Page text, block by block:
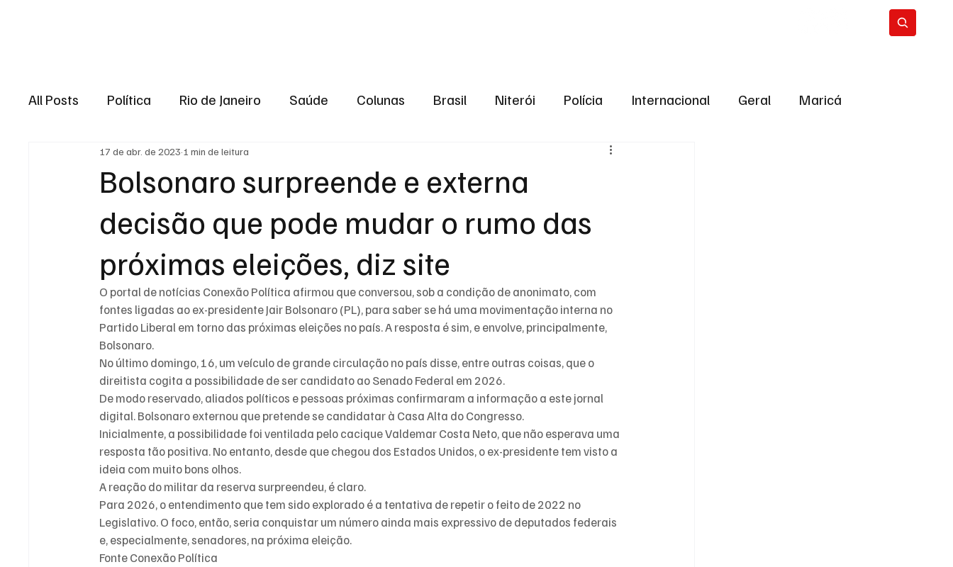
All Posts Política Rio de Janeiro Saúde Colunas Brasil Niterói Polícia Internacional Geral Maricá
Região dos lagos Baixada Fluminense Região Metropolitana
Niterói Zona Oeste Região serrana Economia Zona Norte
Entretenimento Serviço Eleições 2024 Norte Fluminense
Bolsonaro surpreende e externa
decisão que pode mudar o rumo das
próximas eleições, diz site
17 de abr. de 2023 1 min de leitura
O portal de notícias Conexão Política afirmou que conversou, sob a condição de anonimato, com
fontes ligadas ao ex-presidente Jair Bolsonaro (PL), para saber se há uma movimentação interna no
Partido Liberal em torno das próximas eleições no país. A resposta é sim, e envolve, principalmente,
Bolsonaro.
No último domingo, 16, um veículo de grande circulação no país disse, entre outras coisas, que o
direitista cogita a possibilidade de ser candidato ao Senado Federal em 2026.
De modo reservado, aliados políticos e pessoas próximas confirmaram a informação a este jornal
digital. Bolsonaro externou que pretende se candidatar à Casa Alta do Congresso.
Inicialmente, a possibilidade foi ventilada pelo cacique Valdemar Costa Neto, que não esperava uma
resposta tão positiva. No entanto, desde que chegou dos Estados Unidos, o ex-presidente tem visto a
ideia com muito bons olhos.
A reação do militar da reserva surpreendeu, é claro.
Para 2026, o entendimento que tem sido explorado é a tentativa de repetir o feito de 2022 no
Legislativo. O foco, então, seria conquistar um número ainda mais expressivo de deputados federais
e, especialmente, senadores, na próxima eleição.
Fonte Conexão Política